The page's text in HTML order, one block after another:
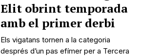
Elit obrint temporada
amb el primer derbi
Els vigatans tornen a la categoria
després d’un pas efímer per a Tercera